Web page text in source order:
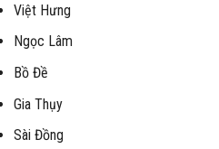
Việt Hưng
Ngọc Lâm
Bồ Đề
Gia Thụy
Sài Đồng